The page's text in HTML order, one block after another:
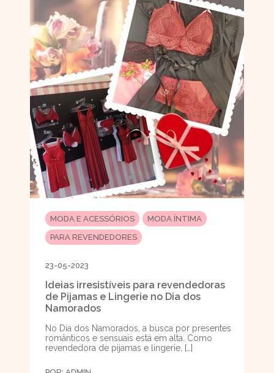
MODA E ACESSÓRIOS
MODA ÍNTIMA
PARA REVENDEDORES
23-05-2023
Ideias irresistíveis para revendedoras
de Pijamas e Lingerie no Dia dos
Namorados
No Dia dos Namorados, a busca por presentes
românticos e sensuais está em alta. Como
revendedora de pijamas e lingerie, […]